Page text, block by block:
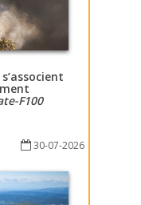
s’associent
F100
30-07-2026